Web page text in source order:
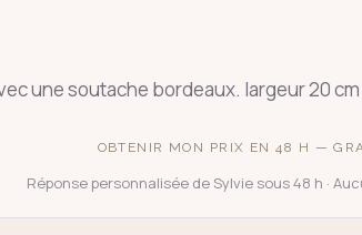
une soutache bordeaux. largeur 20 cm
OBTENIR MON PRIX EN 48 H —
Réponse personnalisée de Sylvie sous 48 h ·